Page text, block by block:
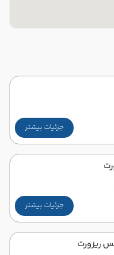
جزئیات بیشتر
جزئیات بیشتر
ریزورت